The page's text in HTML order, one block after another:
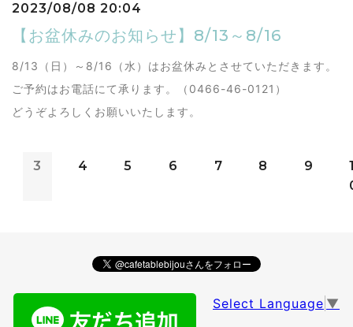
2023/08/08 20:04
【お盆休みのお知らせ】8/13～8/16
8/13（日）～8/16（水）はお盆休みとさせていただきます。
ご予約はお電話にて承ります。（0466-46-0121）
どうぞよろしくお願いいたします。
3 4 5 6 7 8 9
Select Language ▼